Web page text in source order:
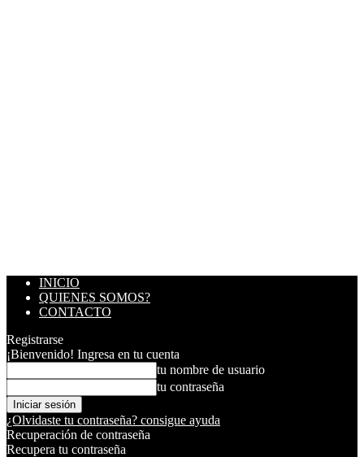
INICIO
QUIENES SOMOS?
CONTACTO
Registrarse
¡Bienvenido! Ingresa en tu cuenta
tu nombre de usuario
tu contraseña
¿Olvidaste tu contraseña? consigue ayuda
Recuperación de contraseña
Recupera tu contraseña